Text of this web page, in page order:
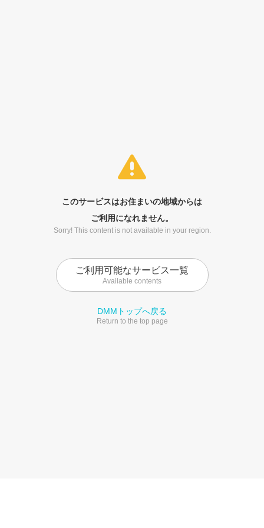
このサービスはお住まいの地域からは
ご利用になれません。
Sorry! This content is not available in your region.
ご利用可能なサービス一覧
Available contents
DMMトップへ戻る
Return to the top page